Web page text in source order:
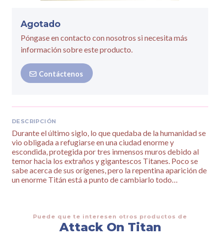
Agotado
Póngase en contacto con nosotros si necesita más
información sobre este producto.
Contáctenos
DESCRIPCIÓN
Durante el último siglo, lo que quedaba de la humanidad se
vio obligada a refugiarse en una ciudad enorme y
escondida, protegida por tres inmensos muros debido al
temor hacia los extraños y gigantescos Titanes. Poco se
sabe acerca de sus orígenes, pero la repentina aparición de
un enorme Titán está a punto de cambiarlo todo…
Puede que te interesen otros productos de
Attack On Titan